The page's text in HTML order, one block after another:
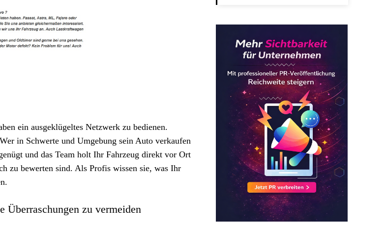
ein ausgeklügeltes Netzwerk zu bedienen.
in Schwerte und Umgebung sein Auto verkaufen
und das Team holt Ihr Fahrzeug direkt vor Ort
zu bewerten sind. Als Profis wissen sie, was Ihr
zu vermeiden